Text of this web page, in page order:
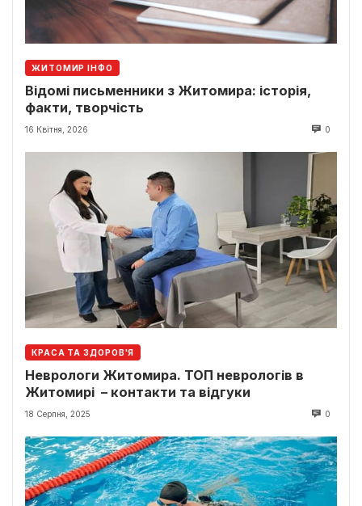
ЖИТОМИР ІНФО
Відомі письменники з Житомира: історія,
факти, творчість
16 Квітня, 2026 0
КРАСА ТА ЗДОРОВ'Я
Неврологи Житомира. ТОП неврологів в
Житомирі – контакти та відгуки
18 Серпня, 2025 0